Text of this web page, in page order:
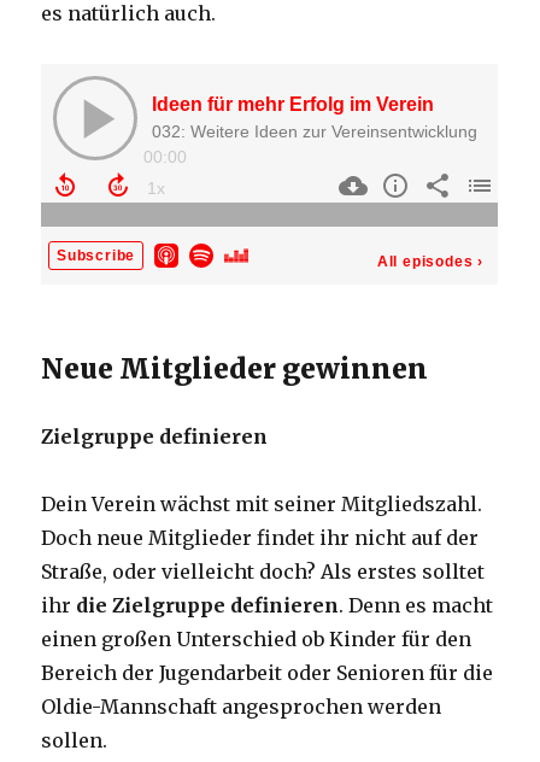
es natürlich auch.
Neue Mitglieder gewinnen
Zielgruppe definieren
Dein Verein wächst mit seiner Mitgliedszahl.
Doch neue Mitglieder findet ihr nicht auf der
Straße, oder vielleicht doch? Als erstes solltet
ihr die Zielgruppe definieren. Denn es macht
einen großen Unterschied ob Kinder für den
Bereich der Jugendarbeit oder Senioren für die
Oldie-Mannschaft angesprochen werden
sollen.